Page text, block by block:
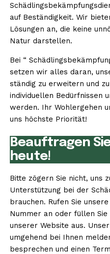
auf Beständigkeit. Wir
Lösungen an, die keine
Natur darstellen.
Bei “
setzen wir alles daran,
ständig zu erweitern und
individuellen Bedürfnissen
werden. Ihr Wohlergehen
uns höchste Priorität!
Beauftragen
heute!
Bitte zögern Sie nicht, uns
Unterstützung bei der
brauchen. Rufen Sie
Nummer an oder füllen
unserer Website aus.
umgehend bei Ihnen
besprechen und einen